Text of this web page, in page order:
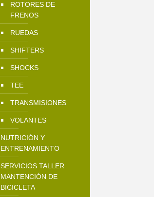
ROTORES DE
FRENOS
RUEDAS
SHIFTERS
SHOCKS
TEE
TRANSMISIONES
VOLANTES
NUTRICIÓN Y
ENTRENAMIENTO
SERVICIOS TALLER
MANTENCIÓN DE
BICICLETA